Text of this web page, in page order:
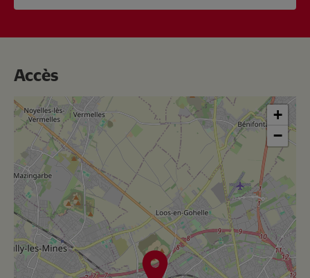
Accès
+
−